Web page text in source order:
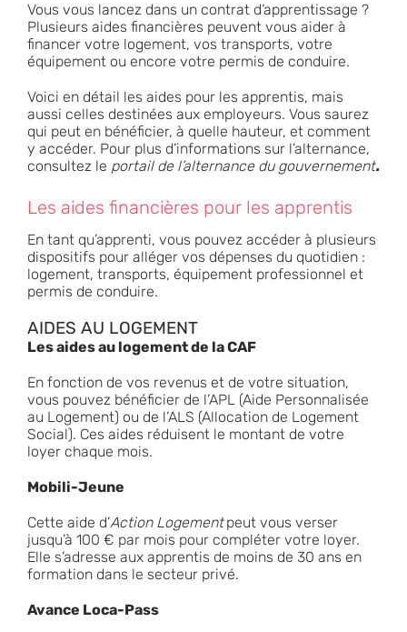
Vous vous lancez dans un contrat d’apprentissage ?
Plusieurs aides financières peuvent vous aider à
financer votre logement, vos transports, votre
équipement ou encore votre permis de conduire.
Voici en détail les aides pour les apprentis, mais
aussi celles destinées aux employeurs. Vous saurez
qui peut en bénéficier, à quelle hauteur, et comment
y accéder. Pour plus d’informations sur l’alternance,
consultez le portail de l’alternance du gouvernement.
Les aides financières pour les apprentis
En tant qu’apprenti, vous pouvez accéder à plusieurs
dispositifs pour alléger vos dépenses du quotidien :
logement, transports, équipement professionnel et
permis de conduire.
AIDES AU LOGEMENT
Les aides au logement de la CAF
En fonction de vos revenus et de votre situation,
vous pouvez bénéficier de l’APL (Aide Personnalisée
au Logement) ou de l’ALS (Allocation de Logement
Social). Ces aides réduisent le montant de votre
loyer chaque mois.
Mobili-Jeune
Cette aide d’Action Logement peut vous verser
jusqu’à 100 € par mois pour compléter votre loyer.
Elle s’adresse aux apprentis de moins de 30 ans en
formation dans le secteur privé.
Avance Loca-Pass